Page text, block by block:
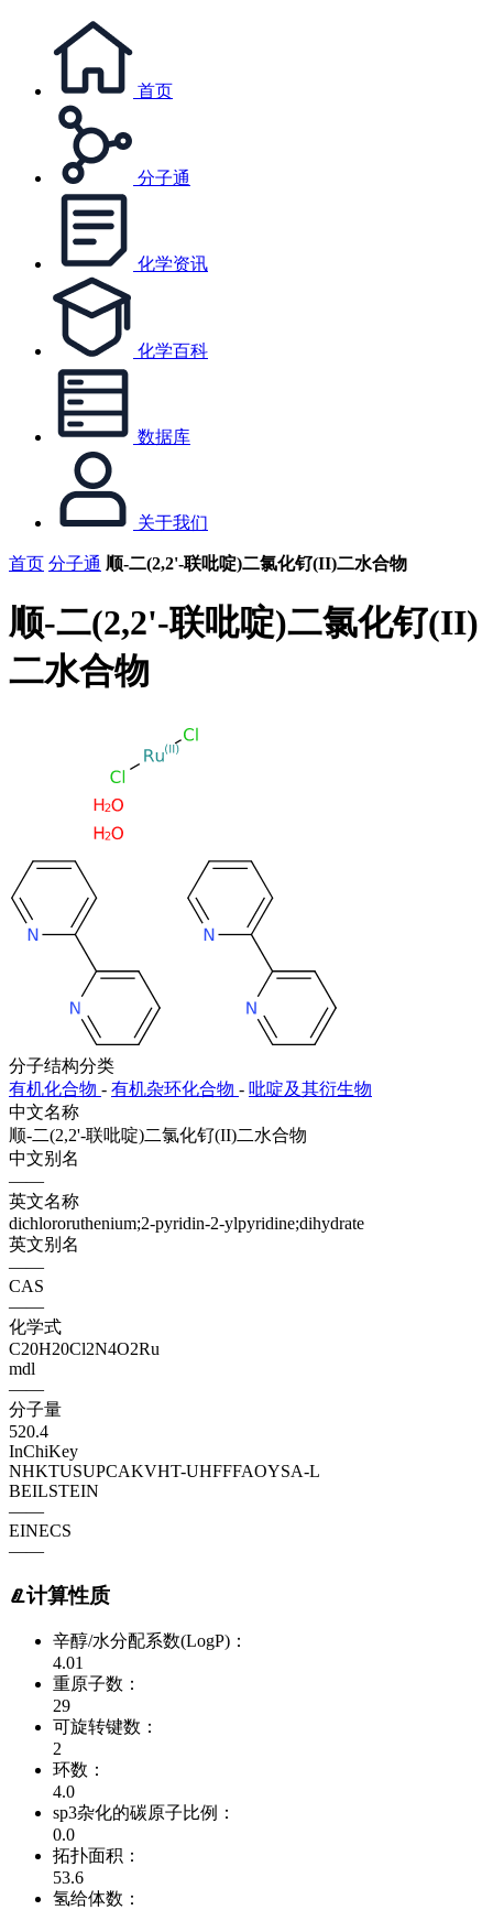
首页
分子通
化学资讯
化学百科
数据库
关于我们
首页 分子通 顺-二(2,2'-联吡啶)二氯化钌(II)二水合物
顺-二(2,2'-联吡啶)二氯化钌(II)
二水合物
分子结构分类
有机化合物 - 有机杂环化合物 - 吡啶及其衍生物
中文名称
顺-二(2,2'-联吡啶)二氯化钌(II)二水合物
中文别名
——
英文名称
dichlororuthenium;2-pyridin-2-ylpyridine;dihydrate
英文别名
——
CAS
——
化学式
C20H20Cl2N4O2Ru
mdl
——
分子量
520.4
InChiKey
NHKTUSUPCAKVHT-UHFFFAOYSA-L
BEILSTEIN
——
EINECS
——
计算性质
辛醇/水分配系数(LogP)：
4.01
重原子数：
29
可旋转键数：
2
环数：
4.0
sp3杂化的碳原子比例：
0.0
拓扑面积：
53.6
氢给体数：